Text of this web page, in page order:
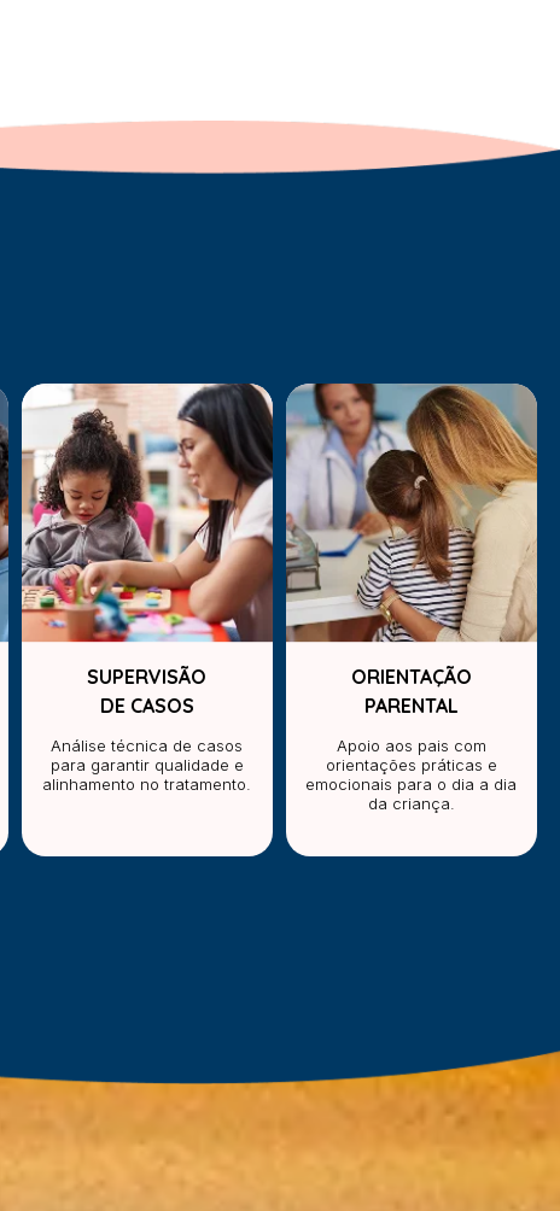
SUPERVISÃO
DE CASOS
Análise técnica de casos
para garantir qualidade e
alinhamento no tratamento.
ORIENTAÇÃO
PARENTAL
Apoio aos pais com
orientações práticas e
emocionais para o dia a dia
da criança.